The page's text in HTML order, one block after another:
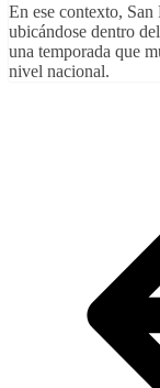
En ese contexto,
ubicándose dentro
una temporada que
nivel nacional.